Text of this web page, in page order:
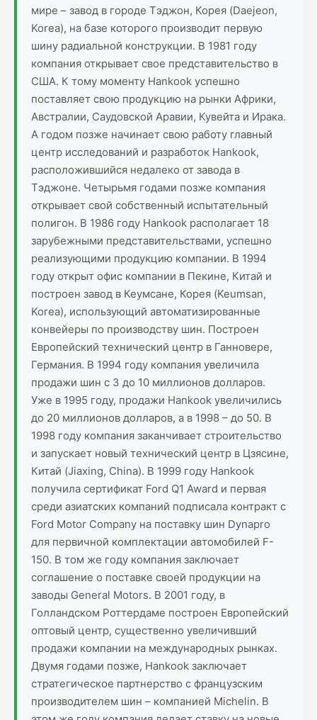
мире – завод в городе Тэджон, Корея (Daejeon,
Korea), на базе которого производит первую
шину радиальной конструкции. В 1981 году
компания открывает свое представительство в
США. К тому моменту Hankook успешно
поставляет свою продукцию на рынки Африки,
Австралии, Саудовской Аравии, Кувейта и Ирака.
А годом позже начинает свою работу главный
центр исследований и разработок Hankook,
расположившийся недалеко от завода в
Тэджоне. Четырьмя годами позже компания
открывает свой собственный испытательный
полигон. В 1986 году Hankook располагает 18
зарубежными представительствами, успешно
реализующими продукцию компании. В 1994
году открыт офис компании в Пекине, Китай и
построен завод в Кеумсане, Корея (Keumsan,
Korea), использующий автоматизированные
конвейеры по производству шин. Построен
Европейский технический центр в Ганновере,
Германия. В 1994 году компания увеличила
продажи шин с 3 до 10 миллионов долларов.
Уже в 1995 году, продажи Hankook увеличились
до 20 миллионов долларов, а в 1998 – до 50. В
1998 году компания заканчивает строительство
и запускает новый технический центр в Цзясине,
Китай (Jiaxing, China). В 1999 году Hankook
получила сертификат Ford Q1 Award и первая
среди азиатских компаний подписала контракт с
Ford Motor Company на поставку шин Dynapro
для первичной комплектации автомобилей F-
150. В том же году компания заключает
соглашение о поставке своей продукции на
заводы General Motors. В 2001 году, в
Голландском Роттердаме построен Европейский
оптовый центр, существенно увеличивший
продажи компании на международных рынках.
Двумя годами позже, Hankook заключает
стратегическое партнерство с французским
производителем шин – компанией Michelin. В